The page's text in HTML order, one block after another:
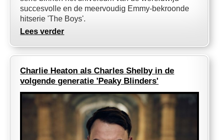
succesvolle en de meervoudig Emmy-bekroonde
hitserie 'The Boys'.
Lees verder
Charlie Heaton als Charles Shelby in de
volgende generatie 'Peaky Blinders'